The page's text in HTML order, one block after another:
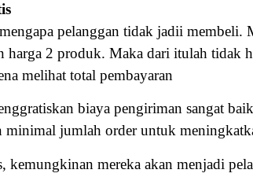
pelanggan tidak jadii
harga 2 produk. Maka dari itulah tidak
melihat total pembayaran
biaya pengiriman sangat
jumlah order untuk
mereka akan menjadi